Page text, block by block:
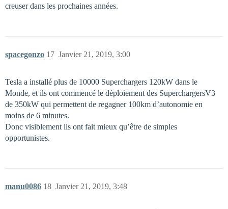
creuser dans les prochaines années.
spacegonzo Janvier 21, 2019, 3:00
17
Tesla a installé plus de 10000 Superchargers 120kW dans le
Monde, et ils ont commencé le déploiement des SuperchargersV3
de 350kW qui permettent de regagner 100km d’autonomie en
moins de 6 minutes.
Donc visiblement ils ont fait mieux qu’être de simples
opportunistes.
manu0086 Janvier 21, 2019, 3:48
18